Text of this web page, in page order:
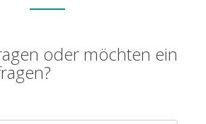
oder möchten ein